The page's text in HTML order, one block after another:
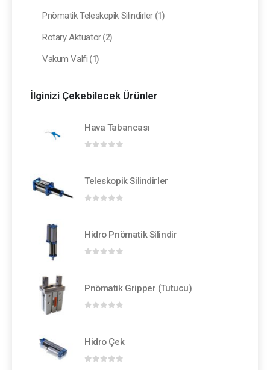
Pnömatik Teleskopik Silindirler (1)
Rotary Aktuatör (2)
Vakum Valfi (1)
İlginizi Çekebilecek Ürünler
Hava Tabancası
Teleskopik Silindirler
Hidro Pnömatik Silindir
Pnömatik Gripper (Tutucu)
Hidro Çek